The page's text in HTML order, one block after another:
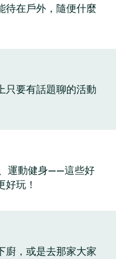
待在戶外，隨便什麼
只要有話題聊的活動
運動健身——這些好
玩！
廚，或是去那家大家